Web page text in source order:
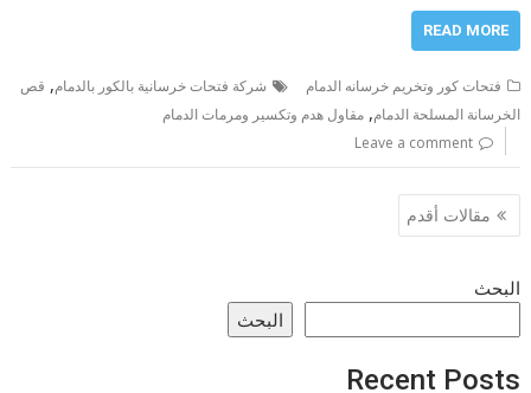
READ MORE
فتحات كور وتخريم خرسانه الدمام شركة فتحات خرسانية بالكور بالدمام, قص
الخرسانة المسلحة الدمام,مقاول هدم وتكسير ومرمات الدمام
Leave a comment
تصفّح
المقالات
مقالات أقدم
البحث
البحث
Recent Posts